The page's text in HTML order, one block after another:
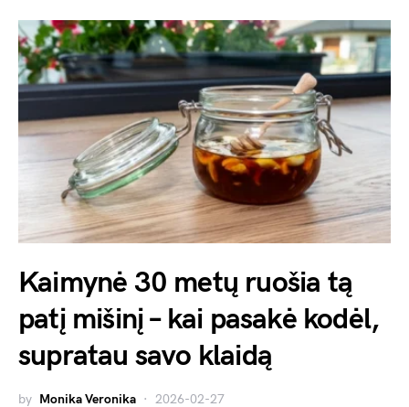
Kaimynė 30 metų ruošia tą
patį mišinį – kai pasakė kodėl,
supratau savo klaidą
by Monika Veronika 2026-02-27